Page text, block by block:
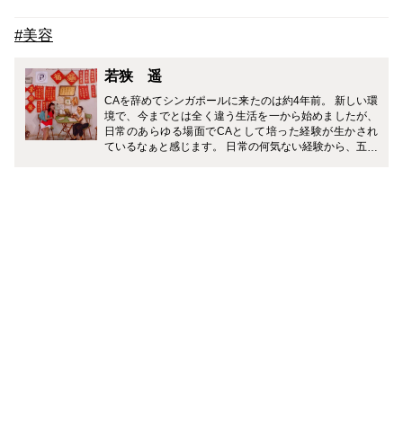
#美容
若狭 遥
CAを辞めてシンガポールに来たのは約4年前。 新しい環
境で、今までとは全く違う生活を一から始めましたが、
日常のあらゆる場面でCAとして培った経験が生かされ
ているなぁと感じます。 日常の何気ない経験から、五感